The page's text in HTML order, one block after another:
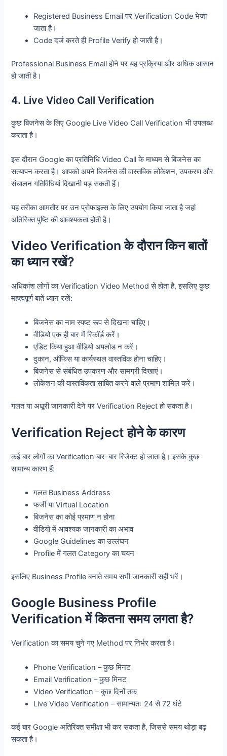
Registered Business Email पर Verification Code भेजा
जाता है।
Code दर्ज करते ही Profile Verify हो जाती है।
Professional Business Email होने पर यह प्रक्रिया और अधिक आसान
हो जाती है।
4. Live Video Call Verification
कुछ बिजनेस के लिए Google Live Video Call Verification भी उपलब्ध
कराता है।
इस दौरान Google का प्रतिनिधि Video Call के माध्यम से बिजनेस का
सत्यापन करता है। आपको अपने बिजनेस की वास्तविक लोकेशन, उपकरण और
संचालन गतिविधियां दिखानी पड़ सकती हैं।
यह तरीका आमतौर पर उन प्रोफाइल्स के लिए उपयोग किया जाता है जहां
अतिरिक्त पुष्टि की आवश्यकता होती है।
Video Verification के दौरान किन बातों
का ध्यान रखें?
अधिकांश लोगों का Verification Video Method से होता है, इसलिए कुछ
महत्वपूर्ण बातें ध्यान रखें:
बिजनेस का नाम स्पष्ट रूप से दिखना चाहिए।
वीडियो एक ही बार में रिकॉर्ड करें।
एडिट किया हुआ वीडियो अपलोड न करें।
दुकान, ऑफिस या कार्यस्थल वास्तविक होना चाहिए।
बिजनेस से संबंधित उपकरण और सामग्री दिखाएं।
लोकेशन की वास्तविकता साबित करने वाले प्रमाण शामिल करें।
गलत या अधूरी जानकारी देने पर Verification Reject हो सकता है।
Verification Reject होने के कारण
कई बार लोगों का Verification बार-बार रिजेक्ट हो जाता है। इसके कुछ
सामान्य कारण हैं:
गलत Business Address
फर्जी या Virtual Location
बिजनेस का कोई प्रमाण न होना
वीडियो में आवश्यक जानकारी का अभाव
Google Guidelines का उल्लंघन
Profile में गलत Category का चयन
इसलिए Business Profile बनाते समय सभी जानकारी सही भरें।
Google Business Profile
Verification में कितना समय लगता है?
Verification का समय चुने गए Method पर निर्भर करता है।
Phone Verification – कुछ मिनट
Email Verification – कुछ मिनट
Video Verification – कुछ दिनों तक
Live Video Verification – सामान्यतः 24 से 72 घंटे
कई बार Google अतिरिक्त समीक्षा भी कर सकता है, जिससे समय थोड़ा बढ़
सकता है।